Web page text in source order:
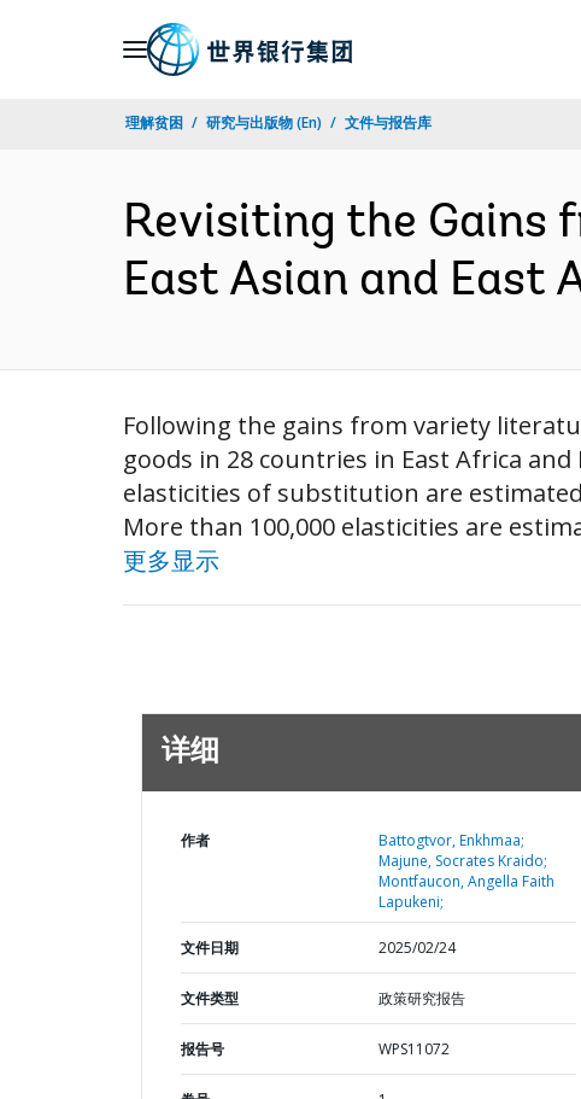
理解贫困 研究与出版物 (En) 文件与报告库
Revisiting the Gains
East Asian and East
Following the gains from variety
goods in 28 countries in East Africa
elasticities of substitution are
More than 100,000 elasticities are
更多显示
详细
作者
Battogtvor, Enkhmaa;
Majune, Socrates Kraido;
Montfaucon, Angella Faith
Lapukeni;
文件日期 2025/02/24
文件类型 政策研究报告
报告号 WPS11072